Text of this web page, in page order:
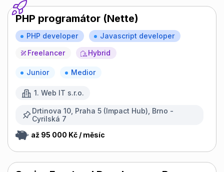
PHP programátor (Nette)
PHP developer
Javascript developer
Freelancer
Hybrid
Junior Medior
1. Web IT s.r.o.
Drtinova 10, Praha 5 (Impact Hub), Brno -
Cyrilská 7
až 95 000 Kč / měsíc